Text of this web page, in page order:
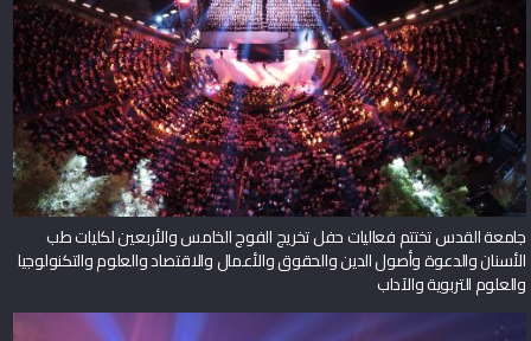
جامعة القدس تختتم فعاليات حفل تخريج الفوج الخامس والأربعين لكليات طب
الأسنان والدعوة وأصول الدين والحقوق والأعمال والاقتصاد والعلوم والتكنولوجيا
والعلوم التربوية والآداب